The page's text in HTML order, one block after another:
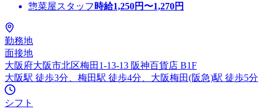
惣菜屋スタッフ 時給1,250円〜1,270円
勤務地
面接地
大阪府大阪市北区梅田1-13-13 阪神百貨店 B1F
大阪駅 徒歩3分、梅田駅 徒歩4分、大阪梅田(阪急)駅 徒歩5分
シフト